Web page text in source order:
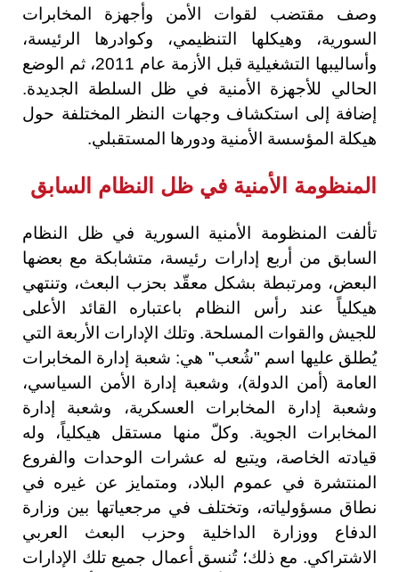
وصف مقتضب لقوات الأمن وأجهزة المخابرات
السورية، وهيكلها التنظيمي، وكوادرها الرئيسة،
وأساليبها التشغيلية قبل الأزمة عام 2011، ثم الوضع
الحالي للأجهزة الأمنية في ظل السلطة الجديدة.
إضافة إلى استكشاف وجهات النظر المختلفة حول
هيكلة المؤسسة الأمنية ودورها المستقبلي.
المنظومة الأمنية في ظل النظام السابق
تألفت المنظومة الأمنية السورية في ظل النظام
السابق من أربع إدارات رئيسة، متشابكة مع بعضها
البعض، ومرتبطة بشكل معقّد بحزب البعث، وتنتهي
هيكلياً عند رأس النظام باعتباره القائد الأعلى
للجيش والقوات المسلحة. وتلك الإدارات الأربعة التي
يُطلق عليها اسم "شُعب" هي: شعبة إدارة المخابرات
العامة (أمن الدولة)، وشعبة إدارة الأمن السياسي،
وشعبة إدارة المخابرات العسكرية، وشعبة إدارة
المخابرات الجوية. وكلّ منها مستقل هيكلياً، وله
قيادته الخاصة، ويتبع له عشرات الوحدات والفروع
المنتشرة في عموم البلاد، ومتمايز عن غيره في
نطاق مسؤولياته، وتختلف في مرجعياتها بين وزارة
الدفاع ووزارة الداخلية وحزب البعث العربي
الاشتراكي. مع ذلك؛ تُنسق أعمال جميع تلك الإدارات